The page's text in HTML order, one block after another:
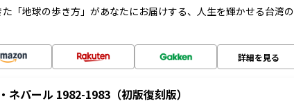
「地球の歩き方」があなたにお届けする、人生を輝かせる台湾の
詳細を見る
ネパール 1982-1983（初版復刻版）